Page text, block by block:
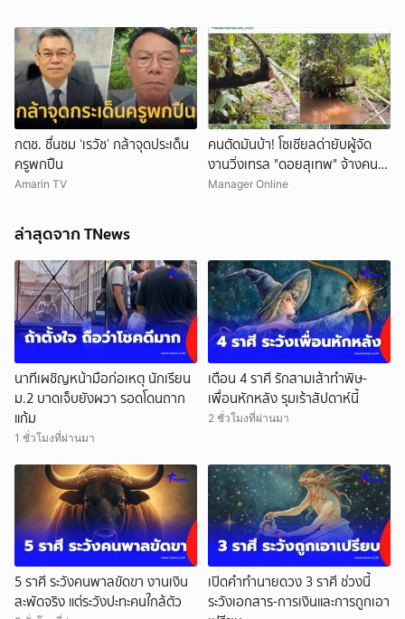
กตช. ชื่นชม ‘เรวัช’ กล้าจุดประเด็น
ครูพกปืน
Amarin TV
คนตัดมันบ้า! โซเชียลด่ายับผู้จัด
งานวิ่งเทรล "ดอยสุเทพ" จ้างคน
ตัดต้นไม้ปรับเส้นทางในเขตอุทยา
Manager Online
ล่าสุดจาก TNews
นาทีเผชิญหน้ามือก่อเหตุ นักเรียน
ม.2 บาดเจ็บยังผวา รอดโดนถาก
แก้ม
1 ชั่วโมงที่ผ่านมา
เตือน 4 ราศี รักสามเส้าทำพิษ-
เพื่อนหักหลัง รุมเร้าสัปดาห์นี้
2 ชั่วโมงที่ผ่านมา
5 ราศี ระวังคนพาลขัดขา งานเงิน
สะพัดจริง แต่ระวังปะทะคนใกล้ตัว
เปิดคำทำนายดวง 3 ราศี ช่วงนี้
ระวังเอกสาร-การเงินและการถูกเอา